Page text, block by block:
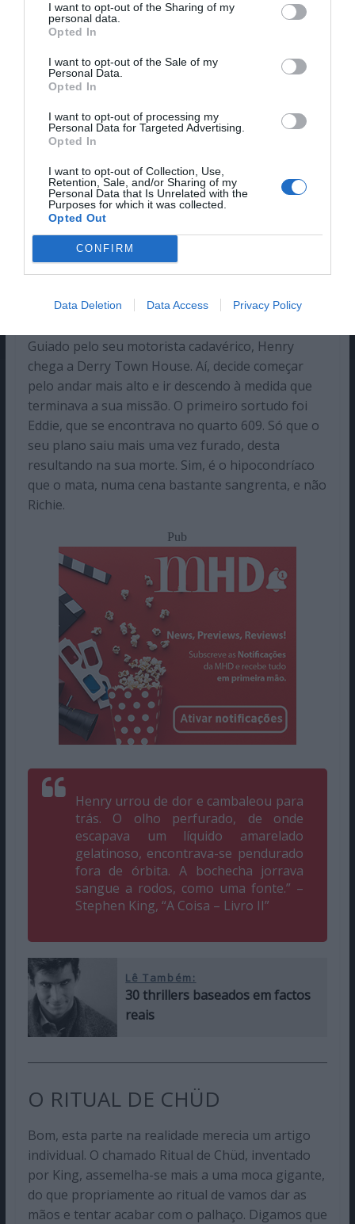
I want to opt-out of the Sharing of my
personal data.
Opted In
I want to opt-out of the Sale of my
Personal Data.
Opted In
I want to opt-out of processing my
Personal Data for Targeted Advertising.
Opted In
I want to opt-out of Collection, Use,
Retention, Sale, and/or Sharing of my
Personal Data that Is Unrelated with the
Purposes for which it was collected.
Opted Out
CONFIRM
Data Deletion Data Access Privacy Policy
A primeira vítima de Henry é Mike, que, ao
contrário do filme, passa grande parte do
segundo livro na cama do hospital inconsciente.
Recuando um pouco, Pennywise encaminha o seu
fantoche – comodamente guiado pelo seu
motorista-cadáver – para a biblioteca, onde os
sua chegada, só o Mike é que se encontrava no
edifício. Os dois confrontam-se e a vida do falhado
fica por um fio, tanto que Henry acredita que o
matou. Contudo, também o próprio não saiu
propriamente inteiro da luta, tendo regressado
ao carro, onde Pennywise atenciosamente lhe
deixara uma mensagem com a indicação dos
números dos quartos de cada falhado.
Guiado pelo seu motorista cadavérico, Henry
chega a Derry Town House. Aí, decide começar
pelo andar mais alto e ir descendo à medida que
terminava a sua missão. O primeiro sortudo foi
Eddie, que se encontrava no quarto 609. Só que o
seu plano saiu mais uma vez furado, desta
resultando na sua morte. Sim, é o hipocondríaco
que o mata, numa cena bastante sangrenta, e não
Richie.
Pub
Henry urrou de dor e cambaleou para
trás. O olho perfurado, de onde
escapava um líquido amarelado
gelatinoso, encontrava-se pendurado
fora de órbita. A bochecha jorrava
sangue a rodos, como uma fonte.” –
Stephen King, “A Coisa – Livro II”
Lê Também:
30 thrillers baseados em factos
reais
O RITUAL DE CHÜD
Bom, esta parte na realidade merecia um artigo
individual. O chamado Ritual de Chüd, inventado
por King, assemelha-se mais a uma moca gigante,
do que propriamente ao ritual de vamos dar as
mãos e tentar acabar com o palhaço. Digamos que